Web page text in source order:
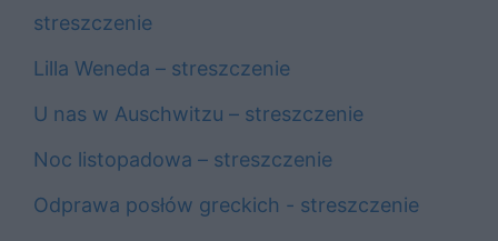
streszczenie
Lilla Weneda – streszczenie
U nas w Auschwitzu – streszczenie
Noc listopadowa – streszczenie
Odprawa posłów greckich - streszczenie